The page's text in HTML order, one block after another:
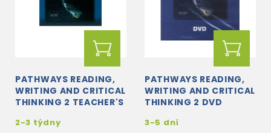
PATHWAYS READING,
WRITING AND CRITICAL
THINKING 2 TEACHER'S
2-3 týdny
PATHWAYS READING,
WRITING AND CRITICAL
THINKING 2 DVD
3-5 dní